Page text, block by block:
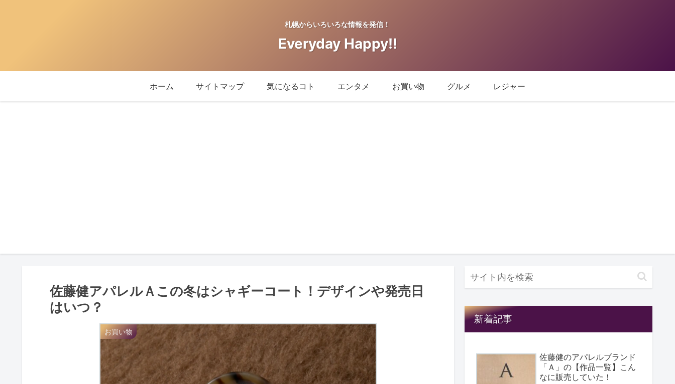
札幌からいろいろな情報を発信！
Everyday Happy!!
ホーム サイトマップ 気になるコト エンタメ お買い物 グルメ レジャー
佐藤健アパレルＡこの冬はシャギーコート！デザインや発売日
はいつ？
お買い物
新着記事
佐藤健のアパレルブランド
「Ａ」の【作品一覧】こん
なに販売していた！